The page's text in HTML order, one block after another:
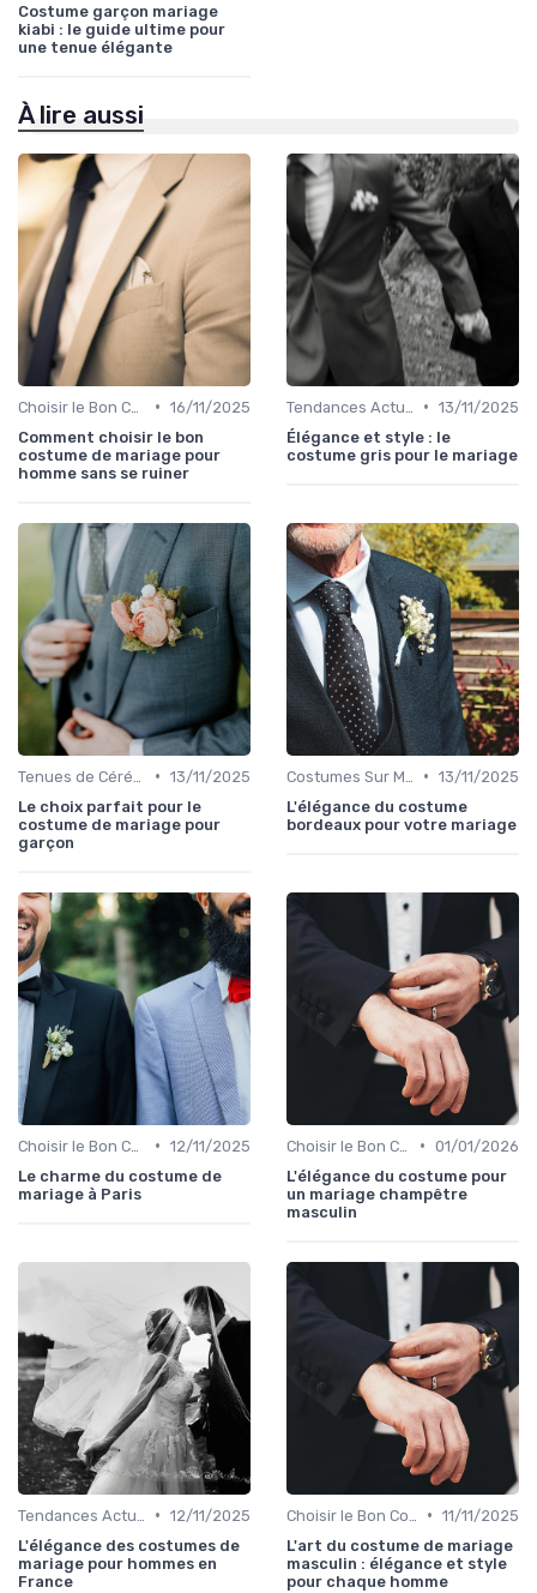
Costume garçon mariage
kiabi : le guide ultime pour
une tenue élégante
À lire aussi
• 16/11/2025
Comment choisir le bon
costume de mariage pour
homme sans se ruiner
• 13/11/2025
Élégance et style : le
costume gris pour le mariage
• 13/11/2025
Le choix parfait pour le
costume de mariage pour
garçon
• 13/11/2025
L'élégance du costume
bordeaux pour votre mariage
• 12/11/2025
Le charme du costume de
mariage à Paris
• 01/01/2026
L'élégance du costume pour
un mariage champêtre
masculin
• 12/11/2025
L'élégance des costumes de
mariage pour hommes en
France
• 11/11/2025
L'art du costume de mariage
masculin : élégance et style
pour chaque homme